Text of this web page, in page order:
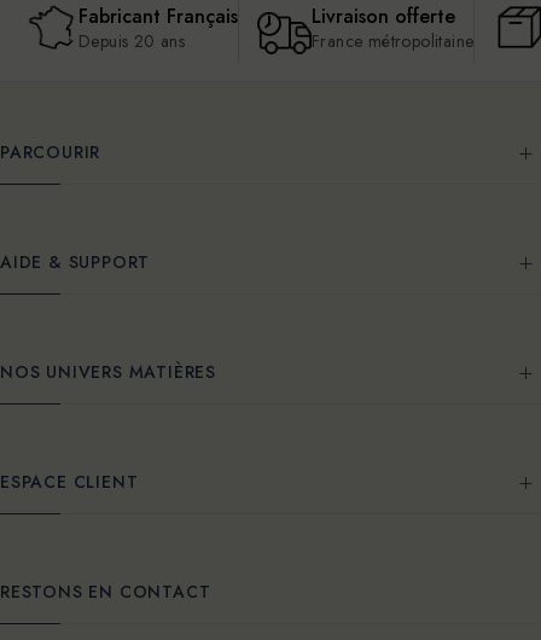
Fabricant Français
Depuis 20 ans
Livraison offerte
France métropolitaine
PARCOURIR
AIDE & SUPPORT
NOS UNIVERS MATIÈRES
ESPACE CLIENT
RESTONS EN CONTACT